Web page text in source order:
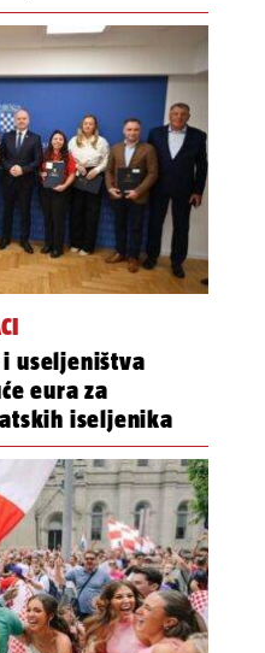
useljeništva
eura za
iseljenika